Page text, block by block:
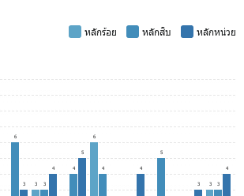
หลักร้อย หลักสิบ
หลักหน่วย
6
3 3 3
4 4
5
6
4 4
5
3 3 3
4